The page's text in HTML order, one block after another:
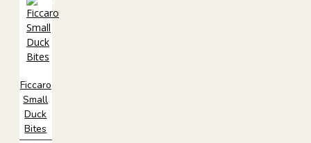
Ficcaro
Small
Duck
Bites